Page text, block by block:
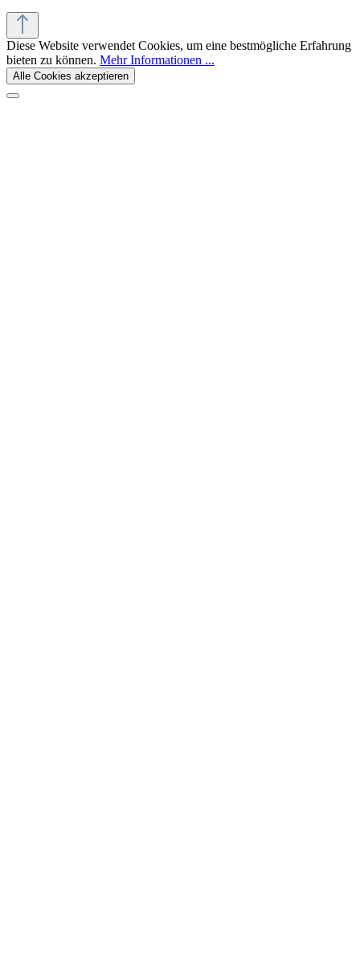
Diese Website verwendet Cookies, um eine bestmögliche Erfahrung
bieten zu können. Mehr Informationen ...
Alle Cookies akzeptieren